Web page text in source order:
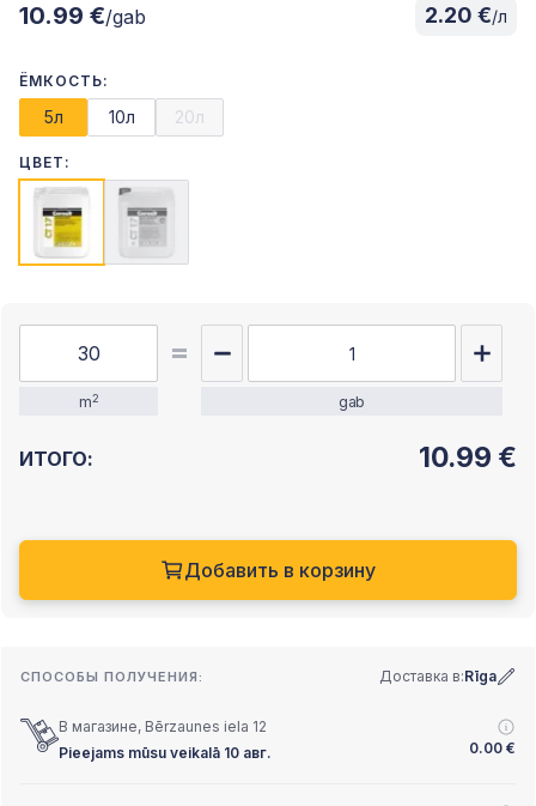
10.99 €/gab 2.20 €/л
ЁМКОСТЬ:
5л 10л 20л
ЦВЕТ:
m2 gab
ИТОГО: 10.99 €
Добавить в корзину
СПОСОБЫ ПОЛУЧЕНИЯ: Доставка в:Rīga
В магазине, Bērzaunes iela 12
Pieejams mūsu veikalā 10 авг.
0.00 €